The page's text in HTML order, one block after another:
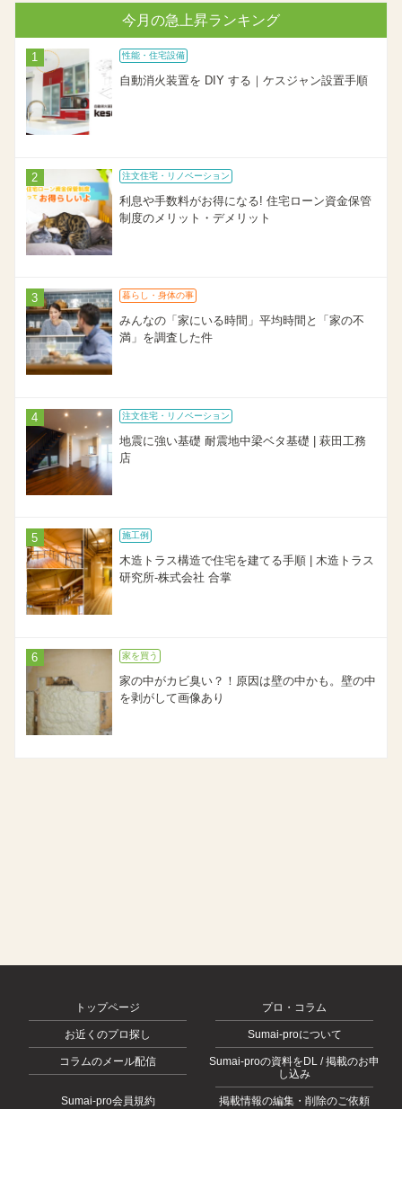
今月の急上昇ランキング
性能・住宅設備
自動消火装置を DIY する｜ケスジャン設置手順
注文住宅・リノベーション
利息や手数料がお得になる! 住宅ローン資金保管
制度のメリット・デメリット
暮らし・身体の事
みんなの「家にいる時間」平均時間と「家の不
満」を調査した件
注文住宅・リノベーション
地震に強い基礎 耐震地中梁ベタ基礎 | 萩田工務
店
施工例
木造トラス構造で住宅を建てる手順 | 木造トラス
研究所-株式会社 合掌
家を買う
家の中がカビ臭い？！原因は壁の中かも。壁の中
を剥がして画像あり
トップページ プロ・コラム
お近くのプロ探し Sumai-proについて
コラムのメール配信
Sumai-proの資料をDL / 掲載のお申
し込み
Sumai-pro会員規約 掲載情報の編集・削除のご依頼